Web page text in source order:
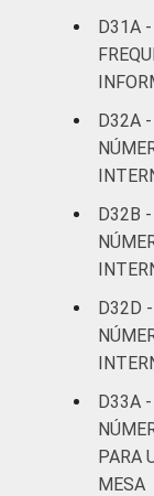
D31A -
D32A -
D32B -
D32D
D33A -
PARA
MESA